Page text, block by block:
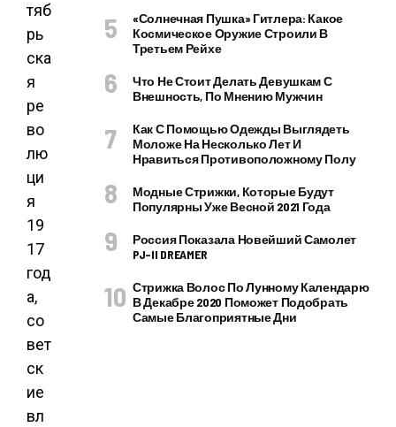
тяб
рь
ска
я
ре
во
лю
ци
я
19
17
год
а,
со
вет
ск
ие
вл
«Солнечная Пушка» Гитлера: Какое
Космическое Оружие Строили В
Третьем Рейхе
Что Не Стоит Делать Девушкам С
Внешность, По Мнению Мужчин
Как С Помощью Одежды Выглядеть
Моложе На Несколько Лет И
Нравиться Противоположному Полу
Модные Стрижки, Которые Будут
Популярны Уже Весной 2021 Года
Россия Показала Новейший Самолет
PJ–II DREAMER
Стрижка Волос По Лунному Календарю
В Декабре 2020 Поможет Подобрать
Самые Благоприятные Дни